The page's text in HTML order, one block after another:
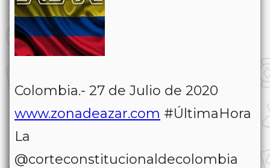
Colombia.- 27 de Julio de 2020
www.zonadeazar.com #ÚltimaHora
La
@corteconstitucionaldecolombia